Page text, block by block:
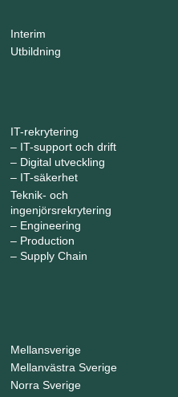
Interim
Utbildning
IT-rekrytering
– IT-support och drift
– Digital utveckling
– IT-säkerhet
Teknik- och
ingenjörsrekrytering
– Engineering
– Production
– Supply Chain
Mellansverige
Mellanvästra Sverige
Norra Sverige